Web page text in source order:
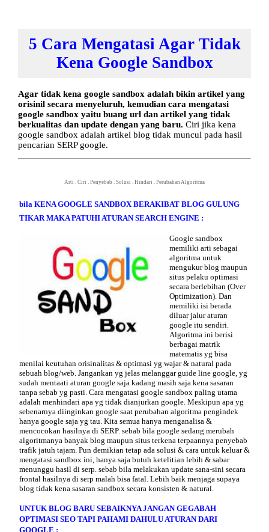
5 Cara Mengatasi Agar Tidak
Kena Google Sandbox
Agar tidak kena google sandbox adalah bikin artikel yang
orisinil secara menyeluruh, kemudian cara mengatasi
google sandbox yaitu buang url dan artikel yang tidak
berkualitas dan update dengan yang baru. Ciri jika kena
google sandbox adalah artikel blog tidak muncul pada hasil
pencarian SERP google.
Arti Ciri Penyebab Solusi Hindari Perubahan Algoritma
bila KENA GOOGLE SANDBOX BERAKIBAT BLOG GULUNG
TIKAR MAKA PATUHI ATURAN SEARCH ENGINE :
Google sandbox
memiliki arti sebagai
algoritma untuk
mengukur blog maupun
situs pelaku optimasi
secara berlebihan (Over
Optimization). Dan
memiliki isi berada
diluar jalur aturan
google itu sendiri.
Algoritma ini berisi
berbagai matrik
matematis yg bisa
menilai keutuhan orisinalitas & optimasi yg wajar & natural pada
sebuah blog/web. Jangankan yg jelas melanggar guide line google, yg
sudah mentaati aturan google saja kadang masih saja kena sasaran
tanpa sebab yg pasti. Cara mengatasi google sandbox paling utama
adalah menhindari apa yg tidak dianjurkan google. Meskipun apa yg
sebenarnya diinginkan google saat perubahan algoritma pengindek
hanya google saja yg tau. Kita semua hanya menganalisa &
mencocokan hasilnya di SERP. sebab bila google sedang merubah
algoritmanya banyak blog maupun situs terkena terpaannya penyebab
trafik jatuh tajam. Pun demikian tetap ada solusi & cara untuk keluar &
mengatasi sandbox ini, hanya saja butuh ketelitian lebih & sabar
menunggu hasil di serp. sebab bila melakukan update sana-sini secara
frontal hasilnya di serp malah bisa fatal. Lebih baik menjaga supaya
blog tidak kena sasaran sandbox secara konsisten & natural.
UNTUK BLOG BARU SEBAIKNYA JANGAN GEGABAH
OPTIMASI SEO TAPI PAHAMI DAHULU ATURAN DARI
GOOGLE :